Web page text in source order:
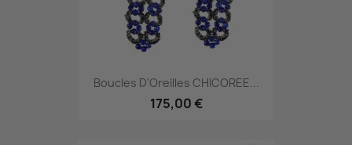
Boucles D'Oreilles CHICOREE...
175,00 €